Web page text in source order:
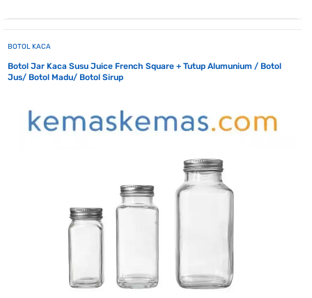
BOTOL KACA
Botol Jar Kaca Susu Juice French Square + Tutup Alumunium / Botol
Jus/ Botol Madu/ Botol Sirup